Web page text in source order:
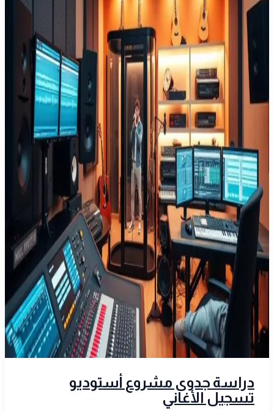
دراسة جدوى مشروع أستوديو
تسجيل الأغاني